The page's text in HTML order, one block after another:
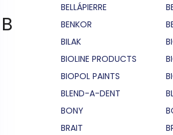
B
BELLÁPIERRE
BENKOR
BILAK
BIOLINE PRODUCTS
BIOPOL PAINTS
BLEND-A-DENT
BONY
BRAIT